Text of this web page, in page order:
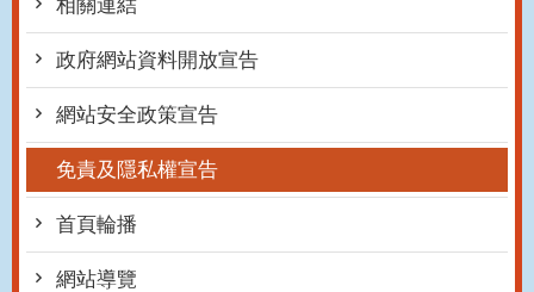
相關連結
政府網站資料開放宣告
網站安全政策宣告
免責及隱私權宣告
首頁輪播
網站導覽